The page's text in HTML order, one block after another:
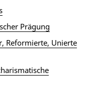
Prägung
Reformierte, Unierte